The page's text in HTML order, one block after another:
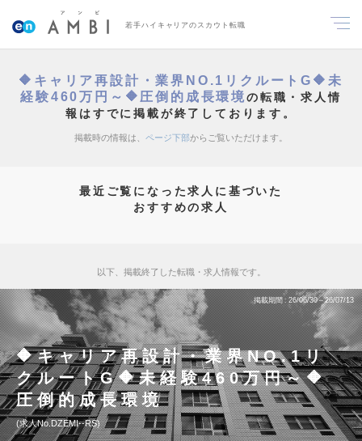
若手ハイキャリアのスカウト転職
🔶キャリア再設計・業界NO.1リクルートG🔶未
経験460万円～🔶圧倒的成長環境の転職・求人情
報はすでに掲載が終了しております。
掲載時の情報は、 ページ下部からご覧いただけます。
最近ご覧になった求人に基づいた
おすすめの求人
以下、掲載終了した転職・求人情報です。
掲載期間 26/06/30～26/07/13
🔶キャリア再設計・業界NO.1リ
クルートG🔶未経験460万円～🔶
圧倒的成長環境
求人No.DZEMI--RS